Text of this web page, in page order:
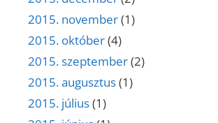
2015. november(1)
2015. október(4)
2015. szeptember(2)
2015. augusztus(1)
2015. július(1)